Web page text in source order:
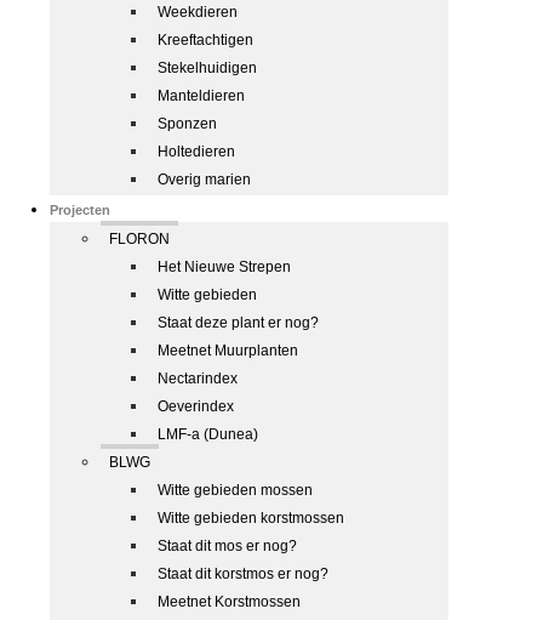
Weekdieren
Kreeftachtigen
Stekelhuidigen
Manteldieren
Sponzen
Holtedieren
Overig marien
Projecten
FLORON
Het Nieuwe Strepen
Witte gebieden
Staat deze plant er nog?
Meetnet Muurplanten
Nectarindex
Oeverindex
LMF-a (Dunea)
BLWG
Witte gebieden mossen
Witte gebieden korstmossen
Staat dit mos er nog?
Staat dit korstmos er nog?
Meetnet Korstmossen